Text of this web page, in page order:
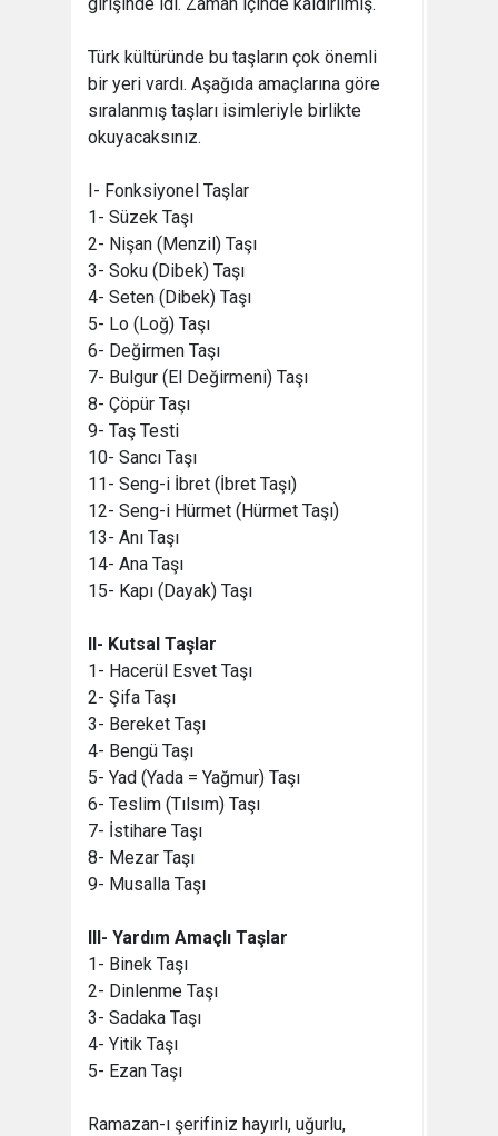
Türk kültüründe bu taşların çok önemli
bir yeri vardı. Aşağıda amaçlarına göre
sıralanmış taşları isimleriyle birlikte
okuyacaksınız.
I- Fonksiyonel Taşlar
1- Süzek Taşı
2- Nişan (Menzil) Taşı
3- Soku (Dibek) Taşı
4- Seten (Dibek) Taşı
5- Lo (Loğ) Taşı
6- Değirmen Taşı
7- Bulgur (El Değirmeni) Taşı
8- Çöpür Taşı
9- Taş Testi
10- Sancı Taşı
11- Seng-i İbret (İbret Taşı)
12- Seng-i Hürmet (Hürmet Taşı)
13- Anı Taşı
14- Ana Taşı
15- Kapı (Dayak) Taşı
II- Kutsal Taşlar
1- Hacerül Esvet Taşı
2- Şifa Taşı
3- Bereket Taşı
4- Bengü Taşı
5- Yad (Yada = Yağmur) Taşı
6- Teslim (Tılsım) Taşı
7- İstihare Taşı
8- Mezar Taşı
9- Musalla Taşı
III- Yardım Amaçlı Taşlar
1- Binek Taşı
2- Dinlenme Taşı
3- Sadaka Taşı
4- Yitik Taşı
5- Ezan Taşı
Ramazan-ı şerifiniz hayırlı, uğurlu,